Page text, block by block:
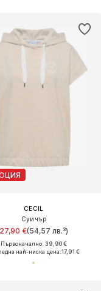
CECIL
Суичър
27,90 €(54,57 лв.³)
Първоначално: 39,90 €
най-ниска цена:17,91 €